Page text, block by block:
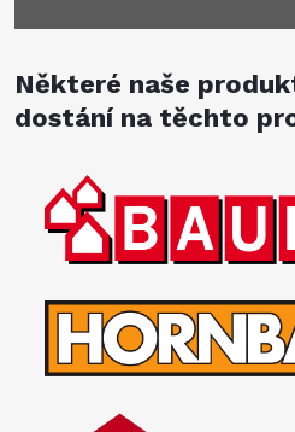
Některé naše
dostání na těchto